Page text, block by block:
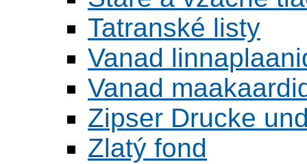
Tatranské listy
Vanad
Vanad
Zipser Drucke
Zlatý fond